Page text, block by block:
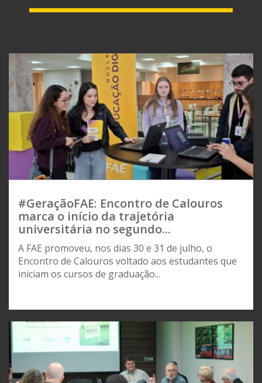
#GeraçãoFAE: Encontro de Calouros
marca o início da trajetória
universitária no segundo...
A FAE promoveu, nos dias 30 e 31 de julho, o
Encontro de Calouros voltado aos estudantes que
iniciam os cursos de graduação...